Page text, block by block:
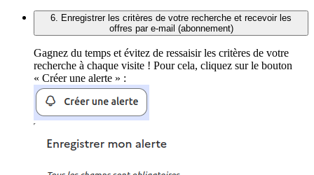
6. Enregistrer les critères de votre recherche et recevoir les
offres par e-mail (abonnement)
Gagnez du temps et évitez de ressaisir les critères de votre
recherche à chaque visite ! Pour cela, cliquez sur le bouton
« Créer une alerte » :